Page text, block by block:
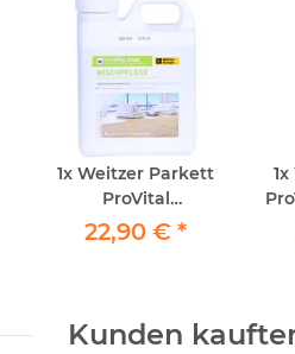
1x Weitzer Parkett
ProVital
Wischpflege 1lt.
22,90 € *
1x
Kunden